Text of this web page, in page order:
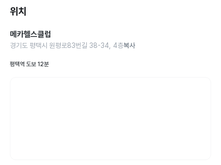
위치
메카헬스클럽
경기도 평택시 원평로83번길 38-34, 4층복사
평택역 도보 12분